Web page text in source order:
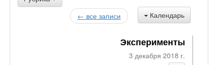
Календарь
← все записи
Эксперименты
3 декабря 2018 г.